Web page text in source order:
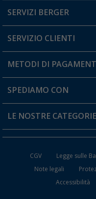
Hai una domanda?
SERVIZI BERGER
Diventare rivenditori
Il mio Account
Carta fedeltà Berger
SERVIZIO CLIENTI
Informazioni sulla
Resi
FAQ e Contatti
METODI DI
SPEDIAMO CON
LE NOSTRE
Mobili per il Campeggio
CGV Legge sulle
Note legali
Accessibilità